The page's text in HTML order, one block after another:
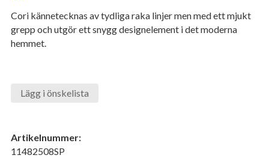
Cori kännetecknas av tydliga raka linjer men med ett mjukt
grepp och utgör ett snygg designelement i det moderna
hemmet.
Lägg i önskelista
Artikelnummer:
11482508SP